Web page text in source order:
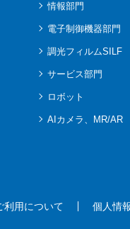
情報部門
電子制御機器部門
調光フィルムSILF
サービス部門
ロボット
AIカメラ、MR/AR
利用について 個人情